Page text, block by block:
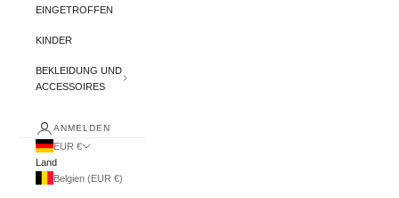
EINGETROFFEN
KINDER
BEKLEIDUNG UND
ACCESSOIRES
ANMELDEN
EUR €
Land
Belgien (EUR €)